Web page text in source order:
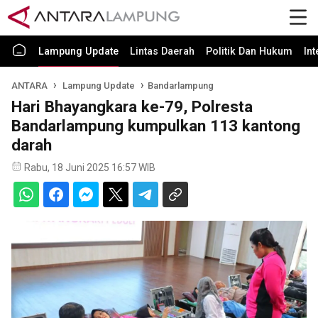
Lampung Update Lintas Daerah Politik Dan Hukum
ANTARA Lampung Update Bandarlampung
Hari Bhayangkara ke-79, Polresta
Bandarlampung kumpulkan 113 kantong
darah
Rabu, 18 Juni 2025 16:57 WIB